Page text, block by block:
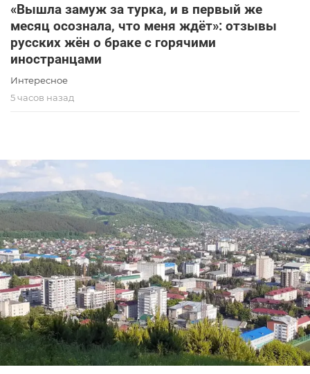
«Вышла замуж за турка, и в первый же
месяц осознала, что меня ждёт»: отзывы
русских жён о браке с горячими
иностранцами
Интересное
5 часов назад